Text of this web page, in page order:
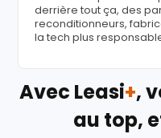
derrière tout ça, des
reconditionneurs,
la tech plus
Avec Leasi+,
au top,